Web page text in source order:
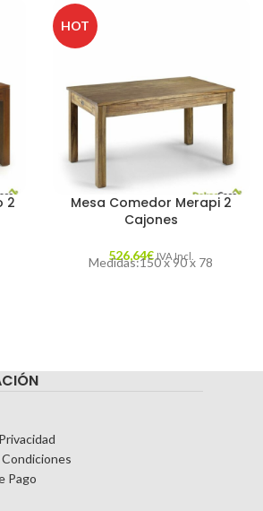
2
HOT
Mesa Comedor Merapi 2
Cajones
526,64€ IVA Incl.
Medidas:150 x 90 x 78
Pago